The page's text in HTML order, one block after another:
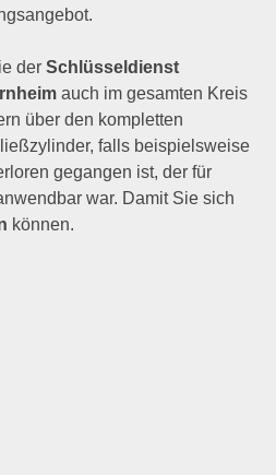
derSchlüsseldienst
auch im gesamten Kreis
über den kompletten
falls beispielsweise
gegangen ist, der für
war. Damit Sie sich
können.